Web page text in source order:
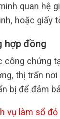
quan hệ
hoặc giấy
hợp đồng
công chứng
thị trấn
bị để đảm
vụ làm sổ đỏ